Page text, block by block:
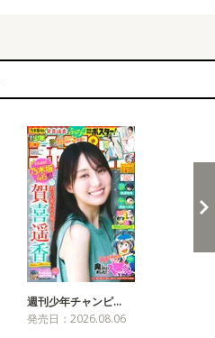
週刊少年チャンピ…
発売日：2026.08.06